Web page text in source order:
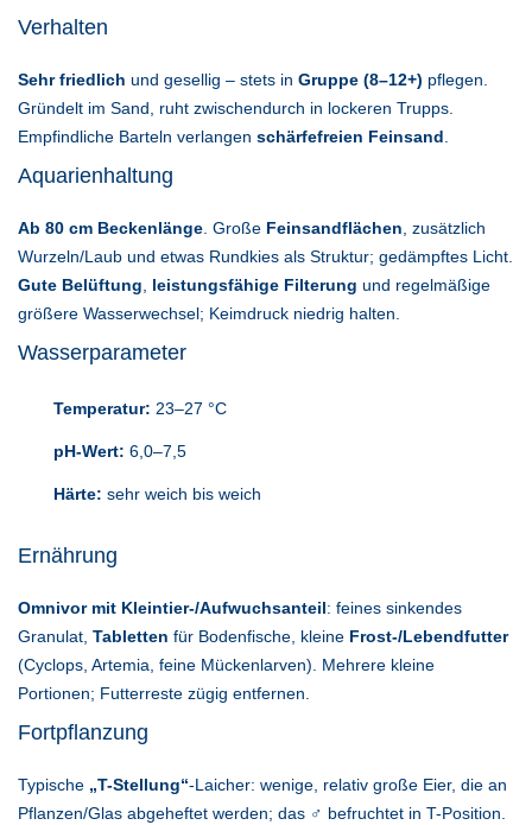
Verhalten
Sehr friedlich und gesellig – stets in Gruppe (8–12+) pflegen.
Gründelt im Sand, ruht zwischendurch in lockeren Trupps.
Empfindliche Barteln verlangen schärfefreien Feinsand.
Aquarienhaltung
Ab 80 cm Beckenlänge. Große Feinsandflächen, zusätzlich
Wurzeln/Laub und etwas Rundkies als Struktur; gedämpftes Licht.
Gute Belüftung, leistungsfähige Filterung und regelmäßige
größere Wasserwechsel; Keimdruck niedrig halten.
Wasserparameter
Temperatur: 23–27 °C
pH-Wert: 6,0–7,5
Härte: sehr weich bis weich
Ernährung
Omnivor mit Kleintier-/Aufwuchsanteil: feines sinkendes
Granulat, Tabletten für Bodenfische, kleine Frost-/Lebendfutter
(Cyclops, Artemia, feine Mückenlarven). Mehrere kleine
Portionen; Futterreste zügig entfernen.
Fortpflanzung
Typische „T-Stellung“-Laicher: wenige, relativ große Eier, die an
Pflanzen/Glas abgeheftet werden; das ♂ befruchtet in T-Position.